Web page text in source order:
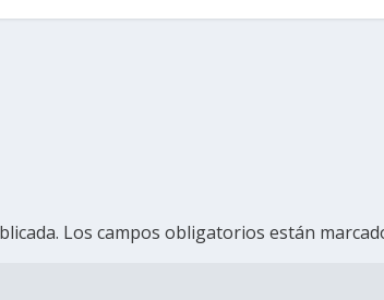
Los campos obligatorios están